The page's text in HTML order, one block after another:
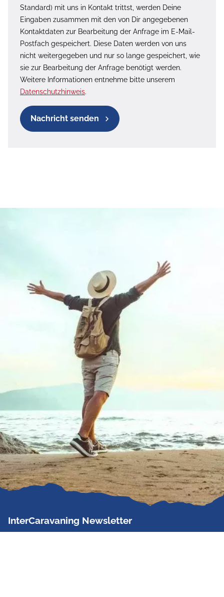
Standard) mit uns in Kontakt trittst, werden Deine
Eingaben zusammen mit den von Dir angegebenen
Kontaktdaten zur Bearbeitung der Anfrage im E-Mail-
Postfach gespeichert. Diese Daten werden von uns
nicht weitergegeben und nur so lange gespeichert, wie
sie zur Bearbeitung der Anfrage benötigt werden.
Weitere Informationen entnehme bitte unserem
Datenschutzhinweis.
Nachricht senden
InterCaravaning Newsletter